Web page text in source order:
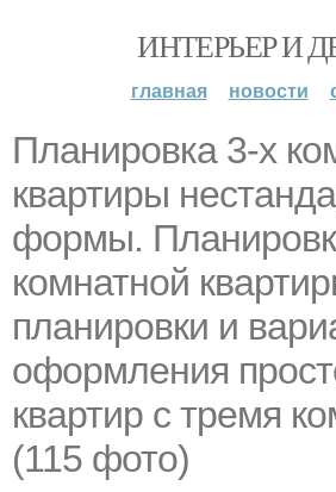
ИНТЕРЬЕР И
главная новости
Планировка 3-х
квартиры
формы.
комнатной
планировки и
оформления
квартир с тремя
(115 фото)